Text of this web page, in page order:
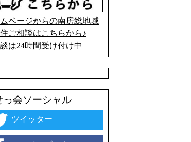
ページからの南房総地域
ご相談はこちらから♪
は24時間受け付け中
っ会ソーシャル
ツイッター